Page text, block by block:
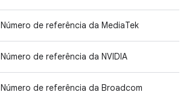
Número de referência da MediaTek
Número de referência da NVIDIA
Número de referência da Broadcom